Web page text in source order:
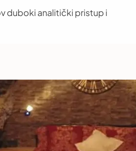
duboki analitički pristup i